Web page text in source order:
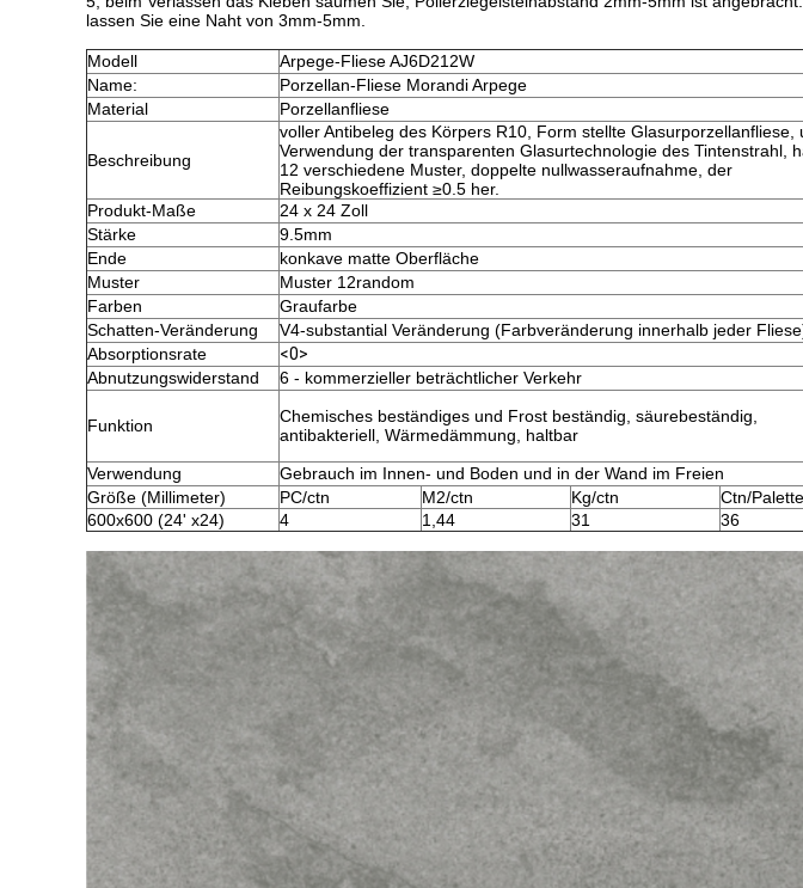
lassen Sie eine Naht von 3mm-5mm.
Modell
Arpege-Fliese AJ6D212W
Name:
Porzellan-Fliese Morandi Arpege
Material
Porzellanfliese
Beschreibung
voller Antibeleg des Körpers R10, Form stellte Glasurporzellanfliese,
Verwendung der transparenten Glasurtechnologie des Tintenstrahl,
12 verschiedene Muster, doppelte nullwasseraufnahme, der
Reibungskoeffizient ≥0.5 her.
Produkt-Maße
24 x 24 Zoll
Stärke
9.5mm
Ende
konkave matte Oberfläche
Muster
Muster 12random
Farben
Graufarbe
Schatten-Veränderung
V4-substantial Veränderung (Farbveränderung innerhalb jeder
Absorptionsrate
<0>
Abnutzungswiderstand
6 - kommerzieller beträchtlicher Verkehr
Funktion
Chemisches beständiges und Frost beständig, säurebeständig,
antibakteriell, Wärmedämmung, haltbar
Verwendung
Gebrauch im Innen- und Boden und in der Wand im Freien
Größe (Millimeter)
PC/ctn M2/ctn Kg/ctn
Ctn/Palette
600x600 (24' x24)
4 1,44 31 36